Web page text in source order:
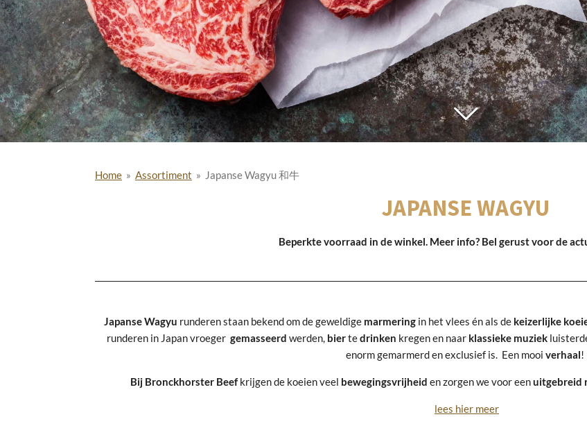
Home » Assortiment » Japanse Wagyu 和牛
JAPANSE WAGYU
Beperkte voorraad in de winkel. Meer info? Bel gerust voor de
JapanseWagyu runderen staan bekend om de geweldige marmeringin het vlees én als de keizerlijke
runderen in Japan vroeger gemasseerd werden, biertedrinken kregen en naar klassieke muziek
enorm gemarmerd en exclusief is. Een mooi verhaal!
Bij Bronckhorster Beefkrijgen de koeien veel bewegingsvrijheid en zorgen we voor eenuitgebreid
lees hier meer